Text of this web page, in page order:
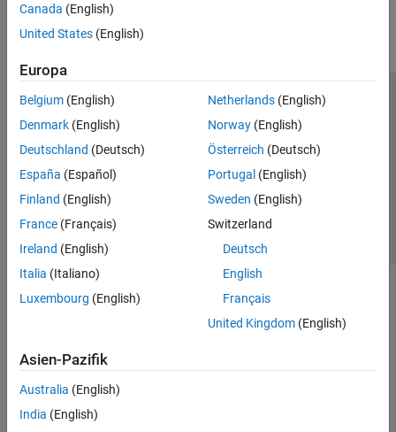
Canada (English)
United States (English)
Europa
Belgium (English)
Denmark (English)
Deutschland (Deutsch)
España (Español)
Finland (English)
France (Français)
Ireland (English)
Italia (Italiano)
Luxembourg (English)
Netherlands(English)
Norway(English)
Österreich (Deutsch)
Portugal (English)
Sweden (English)
Switzerland
Deutsch
English
Français
United Kingdom(English)
Asien-Pazifik
Australia (English)
India (English)
Trust Center
Datenschutz-Richtlinien
Datendiebstahl verhindern
Status von Anwendungen
© 1994-2026 The MathWorks, Inc.
Website auswählen
Deutschland